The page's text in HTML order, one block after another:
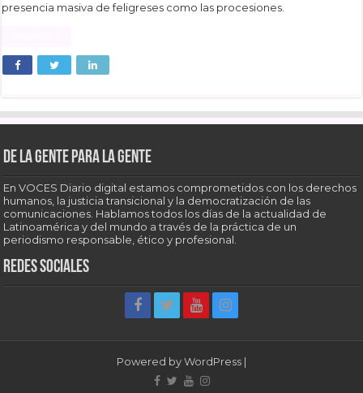
presencia masiva de feligreses como las procesiones.
De la gente para la gente
En VOCES Diario digital estamos comprometidos con los derechos
humanos, la justicia transicional y la democratización de las
comunicaciones. Hablamos todos los días de la actualidad de
Latinoamérica y del mundo a través de la práctica de un
periodismo responsable, ético y profesional.
Redes sociales
Powered byWordPress |